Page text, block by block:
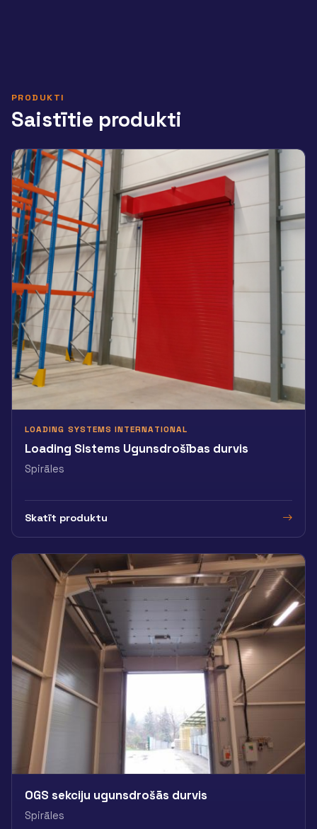
PRODUKTI
Saistītie produkti
LOADING SYSTEMS INTERNATIONAL
Loading Sistems Ugunsdrošības durvis
Spirāles
Skatīt produktu
OGS sekciju ugunsdrošās durvis
Spirāles